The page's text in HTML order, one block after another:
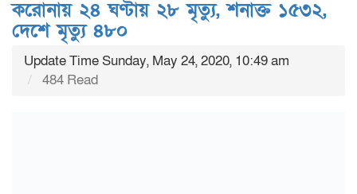
করোনায় ২৪ ঘণ্টায় ২৮ মৃত্যু, শনাক্ত ১৫৩২,
দেশে মৃত্যু ৪৮০
Update Time Sunday, May 24, 2020, 10:49 am
484 Read